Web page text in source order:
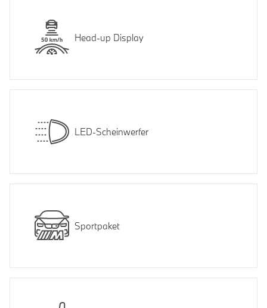
Head-up Display
LED-Scheinwerfer
Sportpaket